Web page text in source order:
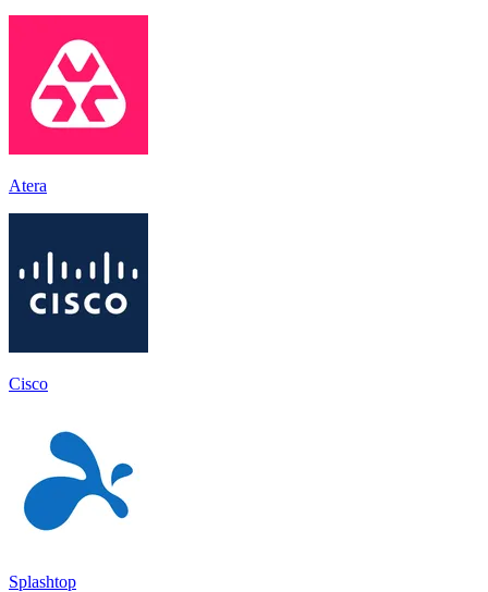
Atera
Cisco
Splashtop